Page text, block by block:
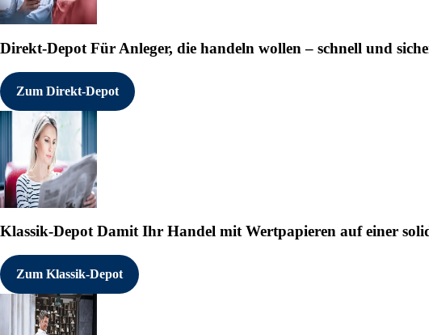
Direkt-Depot Für Anleger, die handeln wollen – schnell und
Zum Direkt-Depot
Klassik-DepotDamit Ihr Handel mit Wertpapieren auf einer
Zum Klassik-Depot